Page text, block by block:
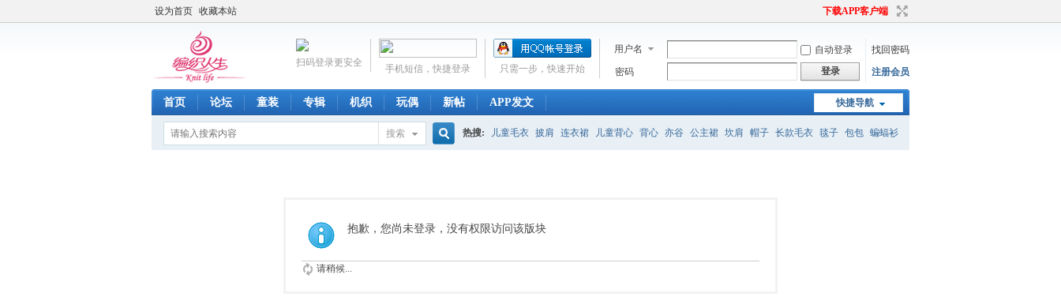
设为首页 收藏本站 下载APP客户端
用户名 自动登录
找回密码
密码
登录 注册会员
只需一步，快速开始
手机短信，快捷登录
扫码登录更安全
快捷导航
首页 论坛 童装 专辑 机织 玩偶 新帖 APP发文
搜索
索
热搜: 儿童毛衣 披肩 连衣裙 儿童背心 背心 亦谷 公主裙 坎肩 帽子 长款毛衣 毯子 包包 蝙蝠衫
抱歉，您尚未登录，没有权限访问该版块
请稍候...